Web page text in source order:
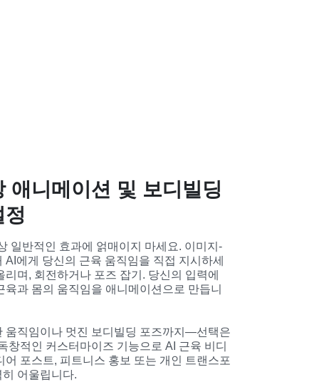
애니메이션 및 보디빌딩
일반적인 효과에 얽매이지 마세요. 이미지-
AI에게 당신의 근육 움직임을 직접 지시하세
며, 회전하거나 포즈 잡기. 당신의 입력에
육과 몸의 움직임을 애니메이션으로 만듭니
움직임이나 멋진 보디빌딩 포즈까지—선택은
창적인 커스터마이즈 기능으로 AI 근육 비디
어 포스트, 피트니스 홍보 또는 개인 트랜스포
어울립니다.